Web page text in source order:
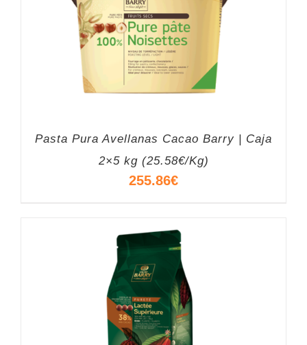
Pasta Pura Avellanas Cacao Barry | Caja
2×5 kg (25.58€/Kg)
255.86€